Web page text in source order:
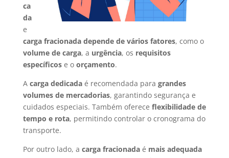
ca
da
e
carga fracionada depende de vários fatores, como o
volume de carga, a urgência, os requisitos
específicose o orçamento.
A carga dedicadaé recomendada para grandes
volumes de mercadorias, garantindo segurança e
cuidados especiais. Também oferece flexibilidade de
tempo e rota, permitindo controlar o cronograma do
transporte.
Por outro lado, a carga fracionadaé mais adequada